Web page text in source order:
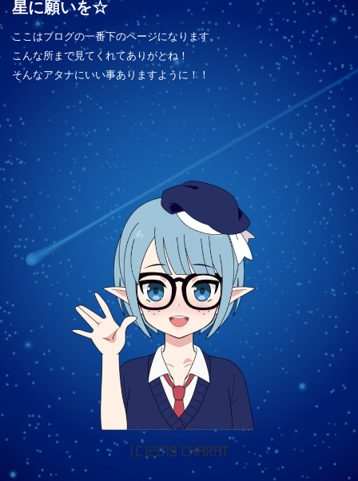
星に願いを☆
ここはブログの一番下のページになります。
こんな所まで見てくれてありがとね！
そんなアタナにいい事ありますように！！